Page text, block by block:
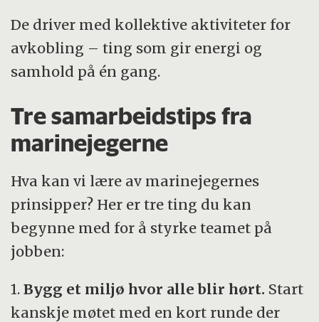
De driver med kollektive aktiviteter for
avkobling – ting som gir energi og
samhold på én gang.
Tre samarbeidstips fra
marinejegerne
Hva kan vi lære av marinejegernes
prinsipper? Her er tre ting du kan
begynne med for å styrke teamet på
jobben:
1.Bygg et miljø hvor alle blir hørt. Start
kanskje møtet med en kort runde der